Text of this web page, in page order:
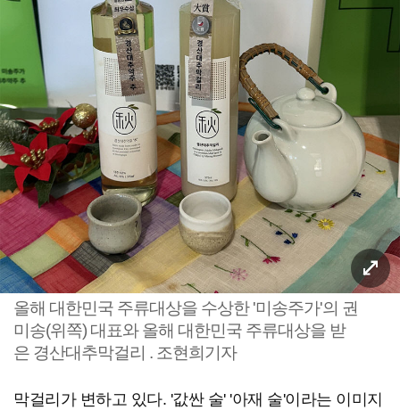
올해 대한민국 주류대상을 수상한 '미송주가'의 권
미송(위쪽) 대표와 올해 대한민국 주류대상을 받
은 경산대추막걸리 . 조현희기자
막걸리가 변하고 있다. '값싼 술' '아재 술'이라는 이미지